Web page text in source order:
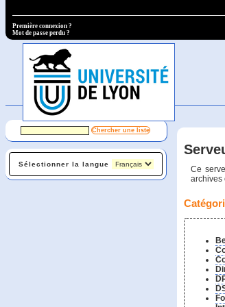
Première connexion ?
Mot de passe perdu ?
Sélectionner la langue
Ce
archives